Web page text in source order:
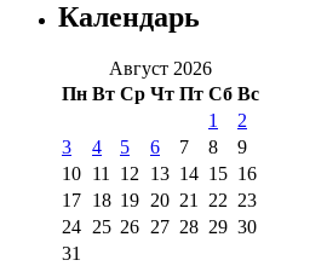
Календарь
Август 2026
Пн Вт Ср Чт Пт Сб Вс
1
2
3
4 5 6 7 8
9
10 11 12 13 14 15 16
17 18 19 20 21 22 23
24 25 26 27 28 29 30
31